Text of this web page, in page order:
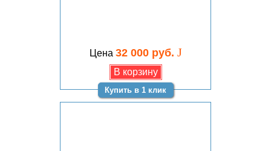
Цена 32 000 руб. J
Купить в 1 клик